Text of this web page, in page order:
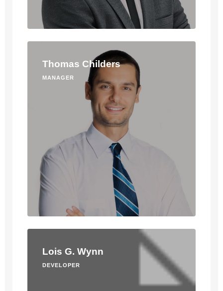
Thomas Childers
MANAGER
Lois G. Wynn
DEVELOPER